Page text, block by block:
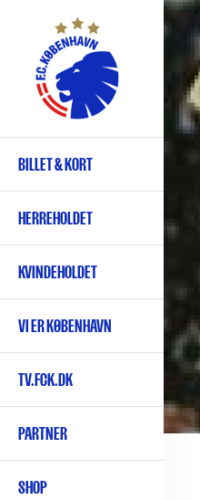
hovedindhold
Primær
navigation
BILLET & KORT
HERREHOLDET
KVINDEHOLDET
VI ER KØBENHAVN
TV.FCK.DK
PARTNER
SHOP